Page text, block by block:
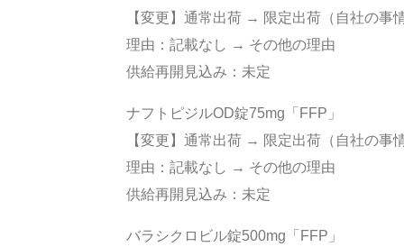
【変更】通常出荷 → 限定出荷（自社の事情
理由：記載なし → その他の理由
供給再開見込み：未定
ナフトピジルOD錠75mg「FFP」
【変更】通常出荷 → 限定出荷（自社の事情
理由：記載なし → その他の理由
供給再開見込み：未定
バラシクロビル錠500mg「FFP」